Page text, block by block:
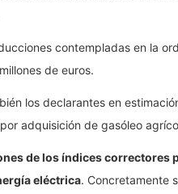
contempladas en la
de euros.
los declarantes en
adquisición de gasóleo
de los índices correctores
eléctrica. Concretamente